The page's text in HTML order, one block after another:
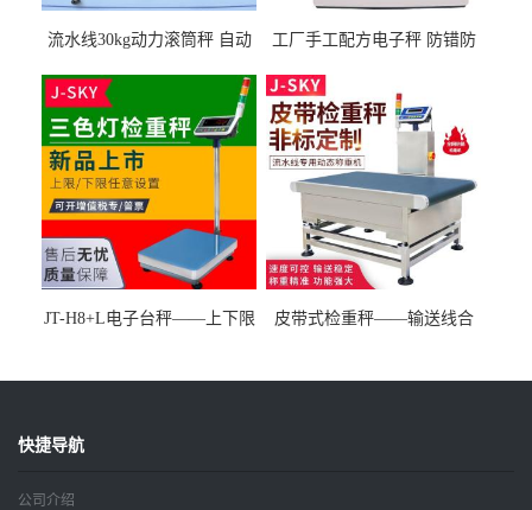
流水线30kg动力滚筒秤 自动
工厂手工配方电子秤 防错防
能配方称
JT-H8+L电子台秤——上下限
皮带式检重秤——输送线合
快捷导航
公司介绍